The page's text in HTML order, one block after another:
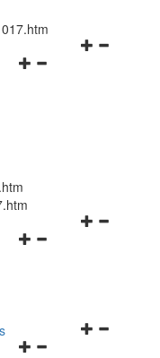
Navigationsmenü
Navigationsmenü
Navigationsmenü